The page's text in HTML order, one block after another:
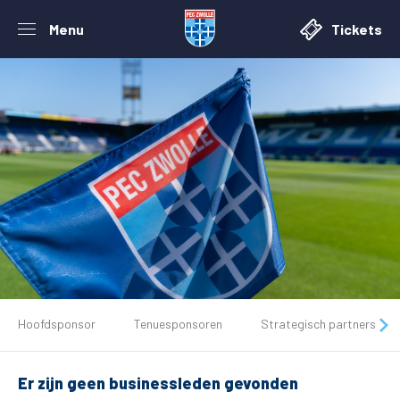
Menu Tickets
Tickets
Matchdays
Hoofdsponsor Tenuesponsoren Strategisch partners
Er zijn geen businessleden gevonden